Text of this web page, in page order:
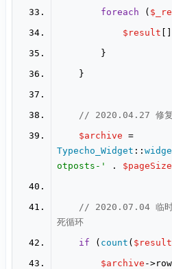
foreach (
$result
// 2020.04.27 修复
$archive
Typecho_Widget ::
otposts-'
. $pageSize
// 2020.07.04 临时
死循环
if ( count ( $result
$archive